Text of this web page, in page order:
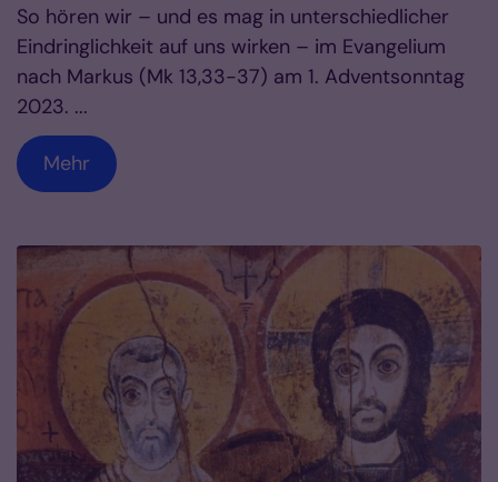
So hören wir – und es mag in unterschiedlicher
Eindringlichkeit auf uns wirken – im Evangelium
nach Markus (Mk 13,33-37) am 1. Adventsonntag
2023. ...
Mehr